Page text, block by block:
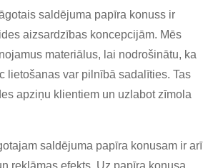
saldējuma papīra konuss ir
aizsardzības koncepcijām. Mēs
materiālus, lai nodrošinātu, ka
lietošanas var pilnībā sadalīties. Tas
apziņu klientiem un uzlabot zīmola
saldējuma papīra konusam ir arī